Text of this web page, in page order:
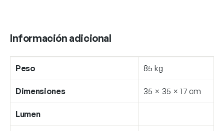
Información adicional
Peso 85 kg
Dimensiones 35 × 35 × 17 cm
Lumen